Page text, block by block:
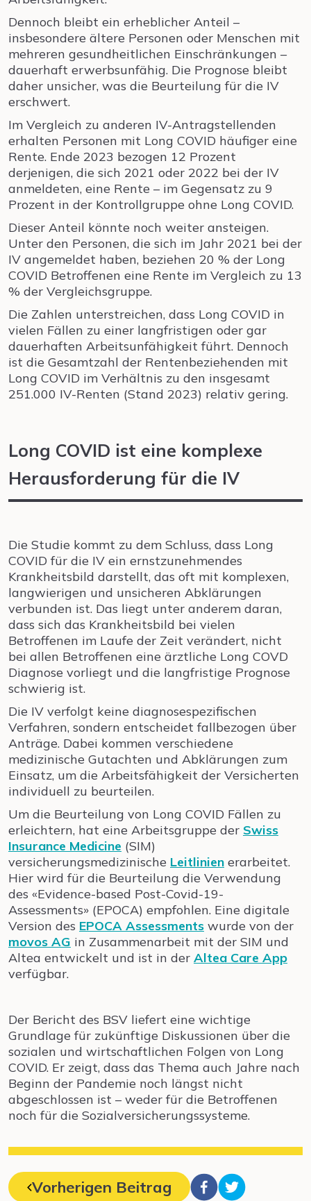
Dennoch bleibt ein erheblicher Anteil –
insbesondere ältere Personen oder Menschen mit
mehreren gesundheitlichen Einschränkungen –
dauerhaft erwerbsunfähig. Die Prognose bleibt
daher unsicher, was die Beurteilung für die IV
erschwert.
Im Vergleich zu anderen IV-Antragstellenden
erhalten Personen mit Long COVID häufiger eine
Rente. Ende 2023 bezogen 12 Prozent
derjenigen, die sich 2021 oder 2022 bei der IV
anmeldeten, eine Rente – im Gegensatz zu 9
Prozent in der Kontrollgruppe ohne Long COVID.
Dieser Anteil könnte noch weiter ansteigen.
Unter den Personen, die sich im Jahr 2021 bei der
IV angemeldet haben, beziehen 20 % der Long
COVID Betroffenen eine Rente im Vergleich zu 13
% der Vergleichsgruppe.
Die Zahlen unterstreichen, dass Long COVID in
vielen Fällen zu einer langfristigen oder gar
dauerhaften Arbeitsunfähigkeit führt. Dennoch
ist die Gesamtzahl der Rentenbeziehenden mit
Long COVID im Verhältnis zu den insgesamt
251.000 IV-Renten (Stand 2023) relativ gering.
Long COVID ist eine komplexe
Herausforderung für die IV
Die Studie kommt zu dem Schluss, dass Long
COVID für die IV ein ernstzunehmendes
Krankheitsbild darstellt, das oft mit komplexen,
langwierigen und unsicheren Abklärungen
verbunden ist. Das liegt unter anderem daran,
dass sich das Krankheitsbild bei vielen
Betroffenen im Laufe der Zeit verändert, nicht
bei allen Betroffenen eine ärztliche Long COVD
Diagnose vorliegt und die langfristige Prognose
schwierig ist.
Die IV verfolgt keine diagnosespezifischen
Verfahren, sondern entscheidet fallbezogen über
Anträge. Dabei kommen verschiedene
medizinische Gutachten und Abklärungen zum
Einsatz, um die Arbeitsfähigkeit der Versicherten
individuell zu beurteilen.
Um die Beurteilung von Long COVID Fällen zu
erleichtern, hat eine Arbeitsgruppe der Swiss
Insurance Medicine (SIM)
versicherungsmedizinische Leitlinien erarbeitet.
Hier wird für die Beurteilung die Verwendung
des «Evidence-based Post-Covid-19-
Assessments» (EPOCA) empfohlen. Eine digitale
Version des EPOCA Assessments wurde von der
movos AG in Zusammenarbeit mit der SIM und
Altea entwickelt und ist in der Altea Care App
verfügbar.
Der Bericht des BSV liefert eine wichtige
Grundlage für zukünftige Diskussionen über die
sozialen und wirtschaftlichen Folgen von Long
COVID. Er zeigt, dass das Thema auch Jahre nach
Beginn der Pandemie noch längst nicht
abgeschlossen ist – weder für die Betroffenen
noch für die Sozialversicherungssysteme.
Vorherigen Beitrag